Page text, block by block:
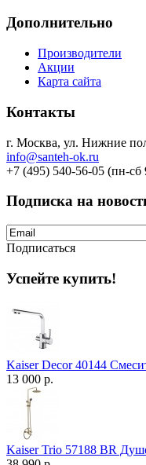
Дополнительно
Производители
Акции
Карта сайта
Контакты
г. Москва, ул. Нижние
info@santeh-ok.ru
+7 (495) 540-56-05 (пн-сб
Подписка на
Подписаться
Успейте купить!
Kaiser Decor 40144
13 000 р.
Kaiser Trio 57188 BR